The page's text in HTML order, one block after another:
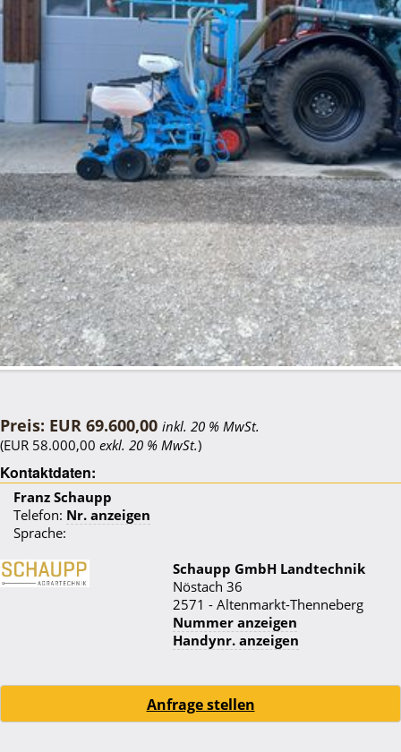
Preis: EUR 69.600,00 inkl. 20 % MwSt.
(EUR 58.000,00 exkl. 20 % MwSt.)
Kontaktdaten:
Franz Schaupp
Telefon: Nr. anzeigen
Sprache:
Schaupp GmbH Landtechnik
Nöstach 36
2571 - Altenmarkt-Thenneberg
Nummer anzeigen
Handynr. anzeigen